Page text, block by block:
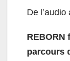
De
REBORN
parcours